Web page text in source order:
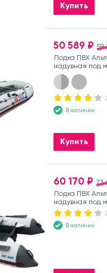
Купить
59
50 589 ₽
Лодка ПВХ
надувная под
В наличии
Купить
73
60 170 ₽
Лодка ПВХ
надувная под
В наличии